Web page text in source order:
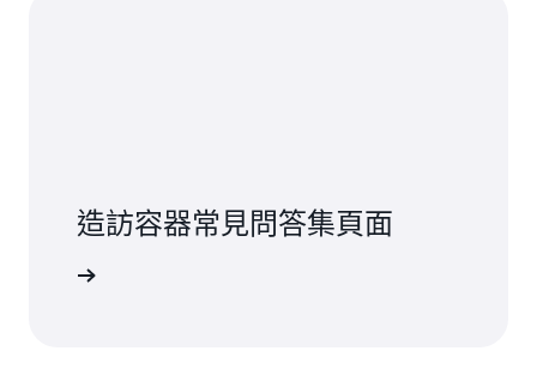
造訪容器常見問答集頁面